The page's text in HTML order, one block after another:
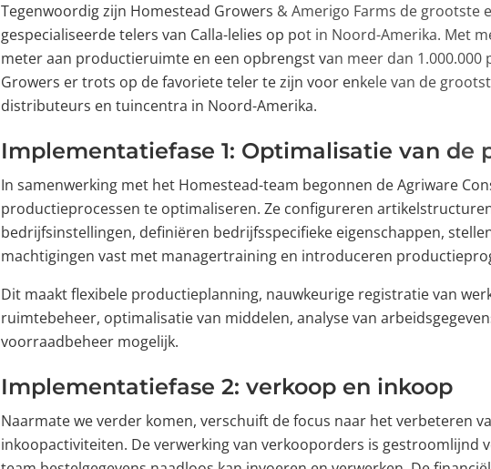
Tegenwoordig zijn Homestead Growers & Amerigo Farms de grootste
gespecialiseerde telers van Calla-lelies op pot in Noord-Amerika. Met
meter aan productieruimte en een opbrengst van meer dan 1.000.000
Growers er trots op de favoriete teler te zijn voor enkele van de
distributeurs en tuincentra in Noord-Amerika.
Implementatiefase 1: Optimalisatie van de
In samenwerking met het Homestead-team begonnen de Agriware
productieprocessen te optimaliseren. Ze configureren
bedrijfsinstellingen, definiëren bedrijfsspecifieke eigenschappen,
machtigingen vast met managertraining en introduceren
Dit maakt flexibele productieplanning, nauwkeurige registratie van
ruimtebeheer, optimalisatie van middelen, analyse van
voorraadbeheer mogelijk.
Implementatiefase 2: verkoop en inkoop
Naarmate we verder komen, verschuift de focus naar het verbeteren
inkoopactiviteiten. De verwerking van verkooporders is gestroomlijnd